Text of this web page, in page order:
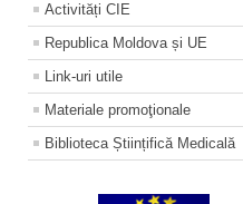
Activități CIE
Republica Moldova și UE
Link-uri utile
Materiale promoţionale
Biblioteca Științifică Medicală